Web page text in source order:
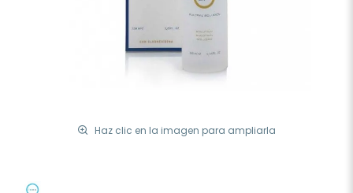
Haz clic en la imagen para ampliarla